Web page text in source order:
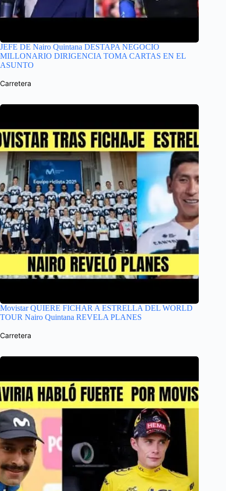
JEFE DE Nairo Quintana DESTAPA NEGOCIO
MILLONARIO DIRIGENCIA TOMA CARTAS EN EL
ASUNTO
Carretera
Movistar QUIERE FICHAR A ESTRELLA DEL WORLD
TOUR Nairo Quintana REVELA PLANES
Carretera